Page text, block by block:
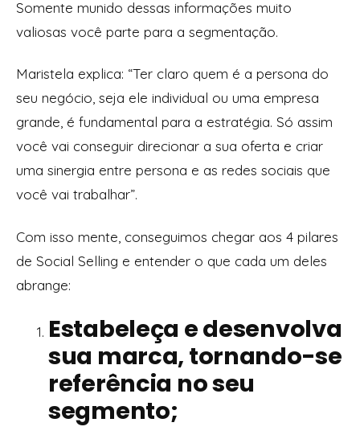
Somente munido dessas informações muito
valiosas você parte para a segmentação.
Maristela explica: “Ter claro quem é a persona do
seu negócio, seja ele individual ou uma empresa
grande, é fundamental para a estratégia. Só assim
você vai conseguir direcionar a sua oferta e criar
uma sinergia entre persona e as redes sociais que
você vai trabalhar”.
Com isso mente, conseguimos chegar aos 4 pilares
de Social Selling e entender o que cada um deles
abrange:
Estabeleça e desenvolva
sua marca, tornando-se
referência no seu
segmento;